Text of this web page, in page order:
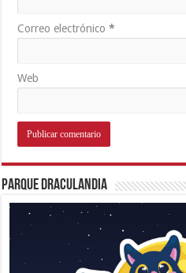
Correo electrónico*
Web
Parque Draculandia